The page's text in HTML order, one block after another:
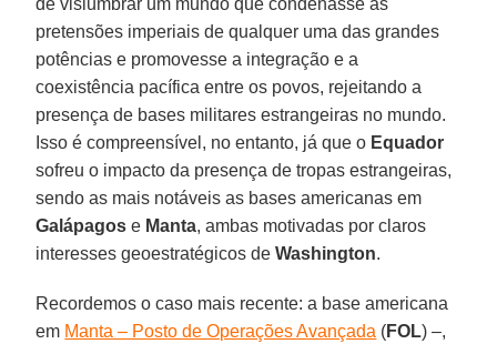
pretensões imperiais de qualquer uma das grandes
potências e promovesse a integração e a
coexistência pacífica entre os povos, rejeitando a
presença de bases militares estrangeiras no mundo.
Isso é compreensível, no entanto, já que o Equador
sofreu o impacto da presença de tropas estrangeiras,
sendo as mais notáveis as bases americanas em
Galápagos e Manta, ambas motivadas por claros
interesses geoestratégicos deWashington.
Recordemos o caso mais recente: a base americana
em Manta – Posto de Operações Avançada (FOL) –,